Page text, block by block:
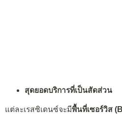
สุดยอดบริการที่เป็นสัดส่วน
แต่ละเรสซิเดนซ์จะมีพื้นที่เซอร์วิส (